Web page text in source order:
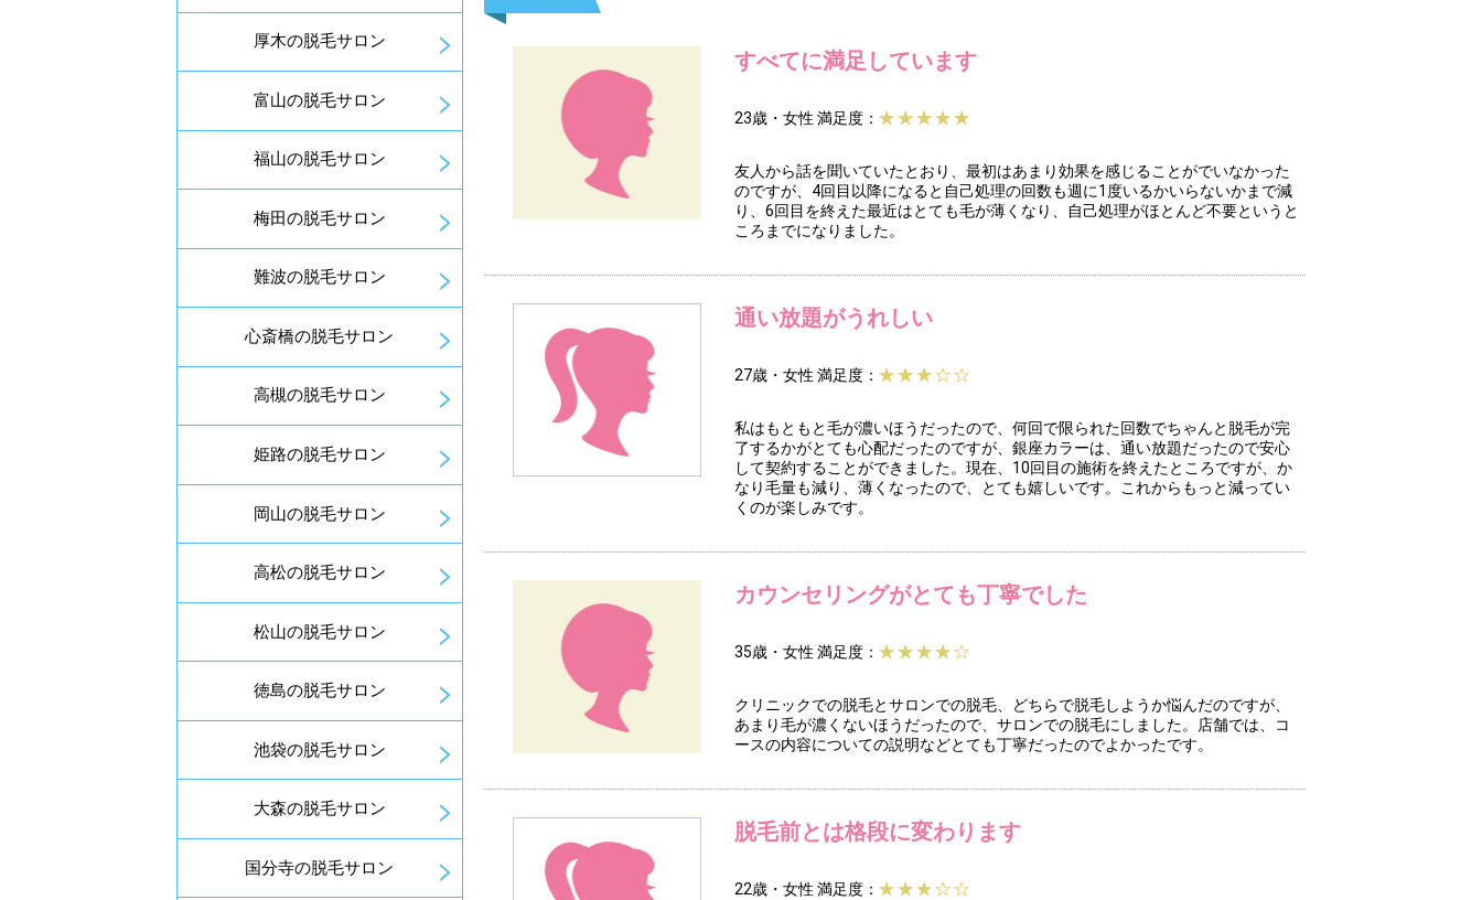
すべてに満足しています
23歳・女性 満足度：
友人から話を聞いていたとおり、最初はあまり効果を感じることがでいなかった
のですが、4回目以降になると自己処理の回数も週に1度いるかいらないかまで減
り、6回目を終えた最近はとても毛が薄くなり、自己処理がほとんど不要というと
ころまでになりました。
通い放題がうれしい
27歳・女性 満足度：
私はもともと毛が濃いほうだったので、何回で限られた回数でちゃんと脱毛が完
了するかがとても心配だったのですが、銀座カラーは、通い放題だったので安心
して契約することができました。現在、10回目の施術を終えたところですが、か
なり毛量も減り、薄くなったので、とても嬉しいです。これからもっと減ってい
くのが楽しみです。
カウンセリングがとても丁寧でした
35歳・女性 満足度：
クリニックでの脱毛とサロンでの脱毛、どちらで脱毛しようか悩んだのですが、
あまり毛が濃くないほうだったので、サロンでの脱毛にしました。店舗では、コ
ースの内容についての説明などとても丁寧だったのでよかったです。
脱毛前とは格段に変わります
22歳・女性 満足度：
厚木の脱毛サロン
富山の脱毛サロン
福山の脱毛サロン
梅田の脱毛サロン
難波の脱毛サロン
心斎橋の脱毛サロン
高槻の脱毛サロン
姫路の脱毛サロン
岡山の脱毛サロン
高松の脱毛サロン
松山の脱毛サロン
徳島の脱毛サロン
池袋の脱毛サロン
大森の脱毛サロン
国分寺の脱毛サロン